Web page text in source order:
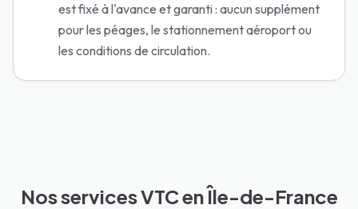
est fixé à l'avance et garanti : aucun supplément
pour les péages, le stationnement aéroport ou
les conditions de circulation.
Nos services VTC en Île-de-France